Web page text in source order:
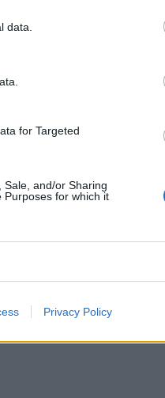
data.
for Targeted
Sale, and/or Sharing
Purposes for which it
Privacy Policy